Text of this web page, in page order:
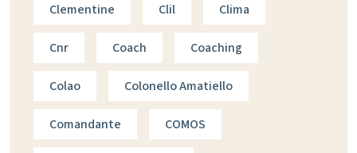
Clementine Clil Clima
Cnr Coach Coaching
Colao Colonello Amatiello
Comandante COMOS